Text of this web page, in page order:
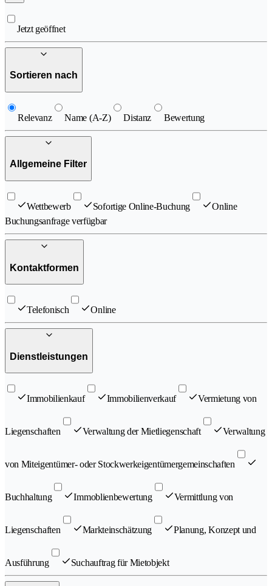
Jetzt geöffnet
Sortieren nach
Relevanz Name (A-Z) Distanz Bewertung
Allgemeine Filter
Wettbewerb Sofortige Online-Buchung
Online
Buchungsanfrage verfügbar
Kontaktformen
Telefonisch Online
Dienstleistungen
Immobilienkauf Immobilienverkauf Vermietung von
Liegenschaften Verwaltung der Mietliegenschaft Verwaltung
von Miteigentümer- oder Stockwerkeigentümergemeinschaften
Buchhaltung Immoblienbewertung Vermittlung von
Liegenschaften Markteinschätzung Planung, Konzept und
Ausführung Suchauftrag für Mietobjekt